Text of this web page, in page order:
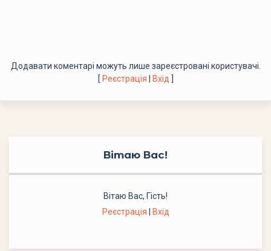
Додавати коментарі можуть лише зареєстровані користувачі.
[ Реєстрація Вхід
Вітаю Вас!
Вітаю Вас, Гість!
Реєстрація
Вхід